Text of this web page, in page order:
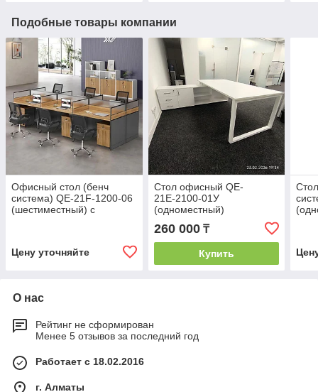
Подобные товары компании
Офисный стол (бенч
система) QE-21F-1200-06
(шестиместный) с
Цену уточняйте
Стол офисный QE-
21Е-2100-01У
(одноместный)
260 000₸
Купить
О нас
Рейтинг не сформирован
Менее 5 отзывов за последний год
Работает с 18.02.2016
г. Алматы